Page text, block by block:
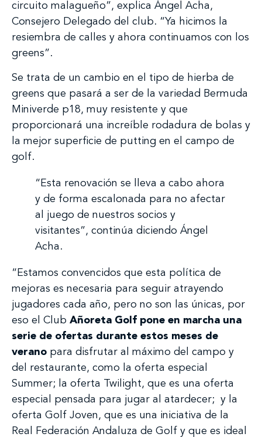
circuito malagueño”, explica Ángel Acha,
Consejero Delegado del club. “Ya hicimos la
resiembra de calles y ahora continuamos con los
greens”.
Se trata de un cambio en el tipo de hierba de
greens que pasará a ser de la variedad Bermuda
Miniverde p18, muy resistente y que
proporcionará una increíble rodadura de bolas y
la mejor superficie de putting en el campo de
golf.
“Esta renovación se lleva a cabo ahora
y de forma escalonada para no afectar
al juego de nuestros socios y
visitantes”, continúa diciendo Ángel
Acha.
“Estamos convencidos que esta política de
mejoras es necesaria para seguir atrayendo
jugadores cada año, pero no son las únicas, por
eso el Club Añoreta Golf pone en marcha una
serie de ofertas durante estos meses de
verano para disfrutar al máximo del campo y
del restaurante, como la oferta especial
Summer; la oferta Twilight, que es una oferta
especial pensada para jugar al atardecer; y la
oferta Golf Joven, que es una iniciativa de la
Real Federación Andaluza de Golf y que es ideal